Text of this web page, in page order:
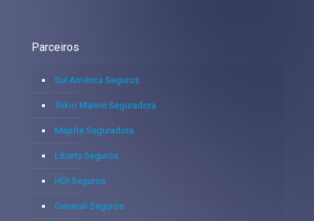
Parceiros
Sul América Seguros
Tokio Marine Seguradora
Mapfre Seguradora
Liberty Seguros
HDI Seguros
Generali Seguros